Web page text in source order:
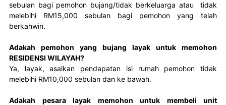
sebulan bagi pemohon bujang/tidak berkeluarga atau  tidak
melebihi RM15,000 sebulan bagi pemohon yang telah
berkahwin.
Adakah pemohon yang bujang layak untuk memohon
RESIDENSI WILAYAH?
Ya, layak, asalkan pendapatan isi rumah pemohon tidak
melebihi RM10,000 sebulan dan ke bawah.
Adakah pesara layak memohon untuk membeli unit